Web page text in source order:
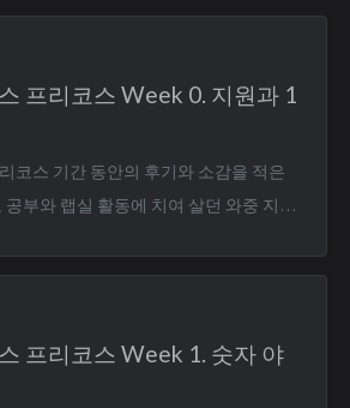
프리코스 Week 0. 지원과 1
코스 기간 동안의 후기와 소감을 적은
었다. 8개월 동안 학교를 쉬고 교육을
있었지만, 어차피 내년 휴학을 생각 중
도 해보지 뭐 하는 생각으로 지원서를...
프리코스 Week 1. 숫자 야